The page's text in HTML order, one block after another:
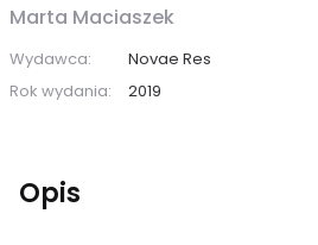
Marta Maciaszek
Wydawca:
Novae Res
Rok wydania:
2019
Opis